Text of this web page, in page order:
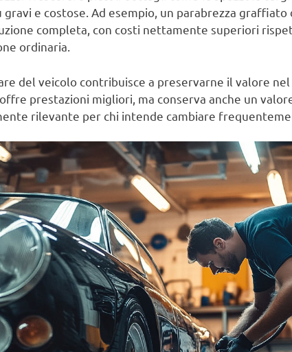
gravi e costose. Ad esempio, un parabrezza graffiato
completa, con costi nettamente superiori
ordinaria.
del veicolo contribuisce a preservarne il valore nel
prestazioni migliori, ma conserva anche un
rilevante per chi intende cambiare